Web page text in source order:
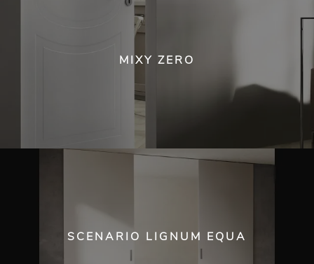
MIXY ZERO
SCENARIO LIGNUM EQUA